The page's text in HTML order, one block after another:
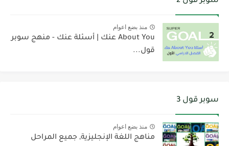
منذ بضع اعوام
About You عنك | أسئلة عنك - منهج سوبر
قول...
سوبر قول 3
منذ بضع اعوام
مناهج اللغة الإنجليزية, جميع المراحل